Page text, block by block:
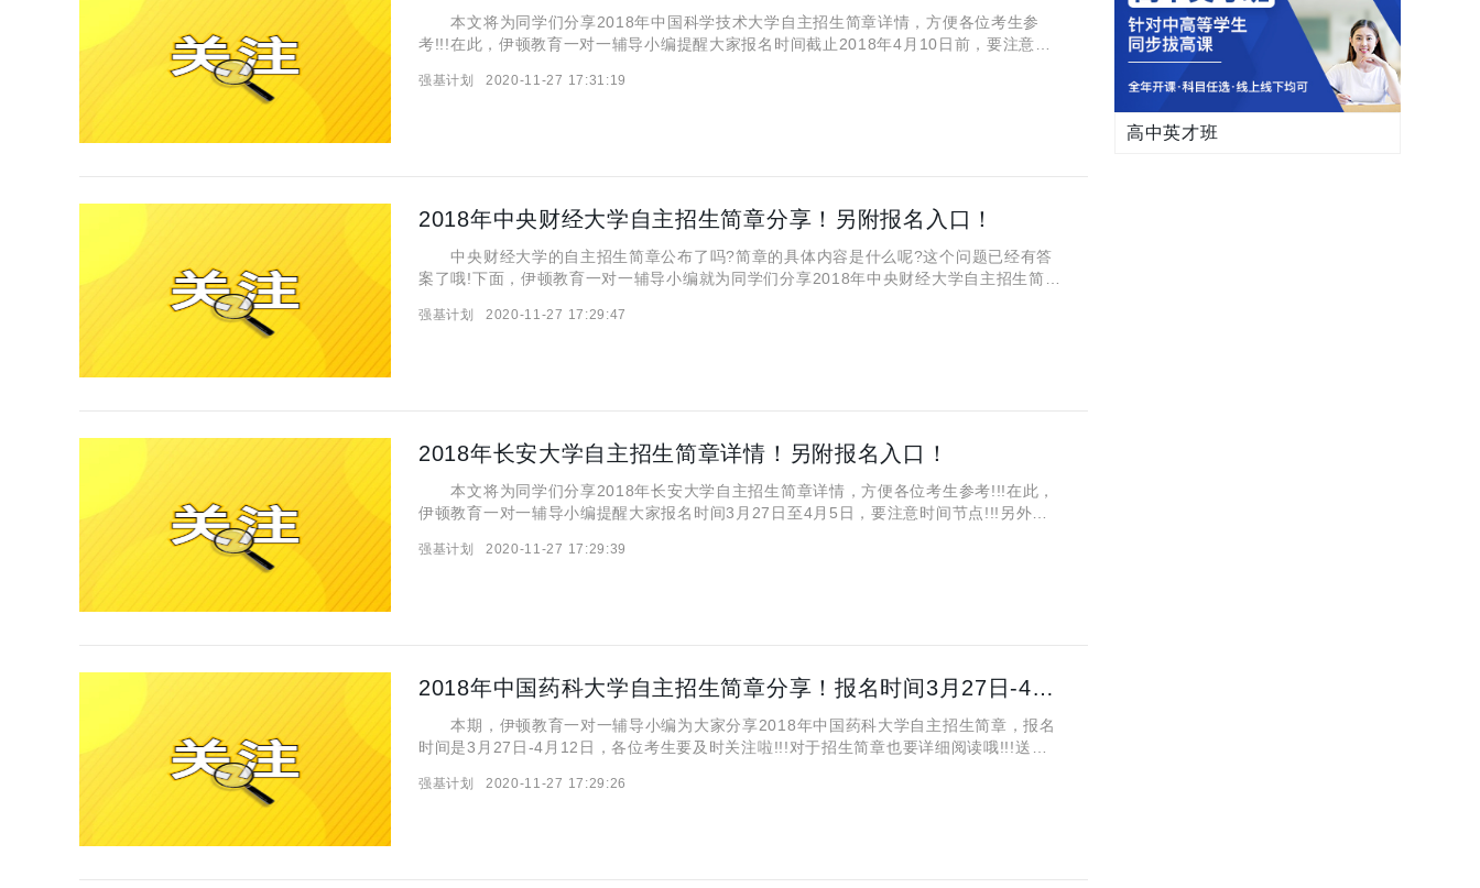
本文将为同学们分享2018年中国科学技术大学自主招生简章详情，方便各位考生参
考!!!在此，伊顿教育一对一辅导小编提醒大家报名时间截止2018年4月10日前，要注意时
强基计划 2020-11-27 17:31:19
2018年中央财经大学自主招生简章分享！另附报名入口！
中央财经大学的自主招生简章公布了吗?简章的具体内容是什么呢?这个问题已经有答
案了哦!下面，伊顿教育一对一辅导小编就为同学们分享2018年中央财经大学自主招生简章
招生制度改革的实施意见》(国发〔2014〕35号
强基计划 2020-11-27 17:29:47
2018年长安大学自主招生简章详情！另附报名入口！
本文将为同学们分享2018年长安大学自主招生简章详情，方便各位考生参考!!!在此，
伊顿教育一对一辅导小编提醒大家报名时间3月27日至4月5日，要注意时间节点!!!另外，
属
强基计划 2020-11-27 17:29:39
2018年中国药科大学自主招生简章分享！报名时间3月27日-4月12日！
本期，伊顿教育一对一辅导小编为大家分享2018年中国药科大学自主招生简章，报名
时间是3月27日-4月12日，各位考生要及时关注啦!!!对于招生简章也要详细阅读哦!!!送上
强基计划 2020-11-27 17:29:26
高中英才班